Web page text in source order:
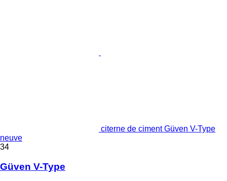
citerne de ciment Güven V-Type
neuve
34
Güven V-Type